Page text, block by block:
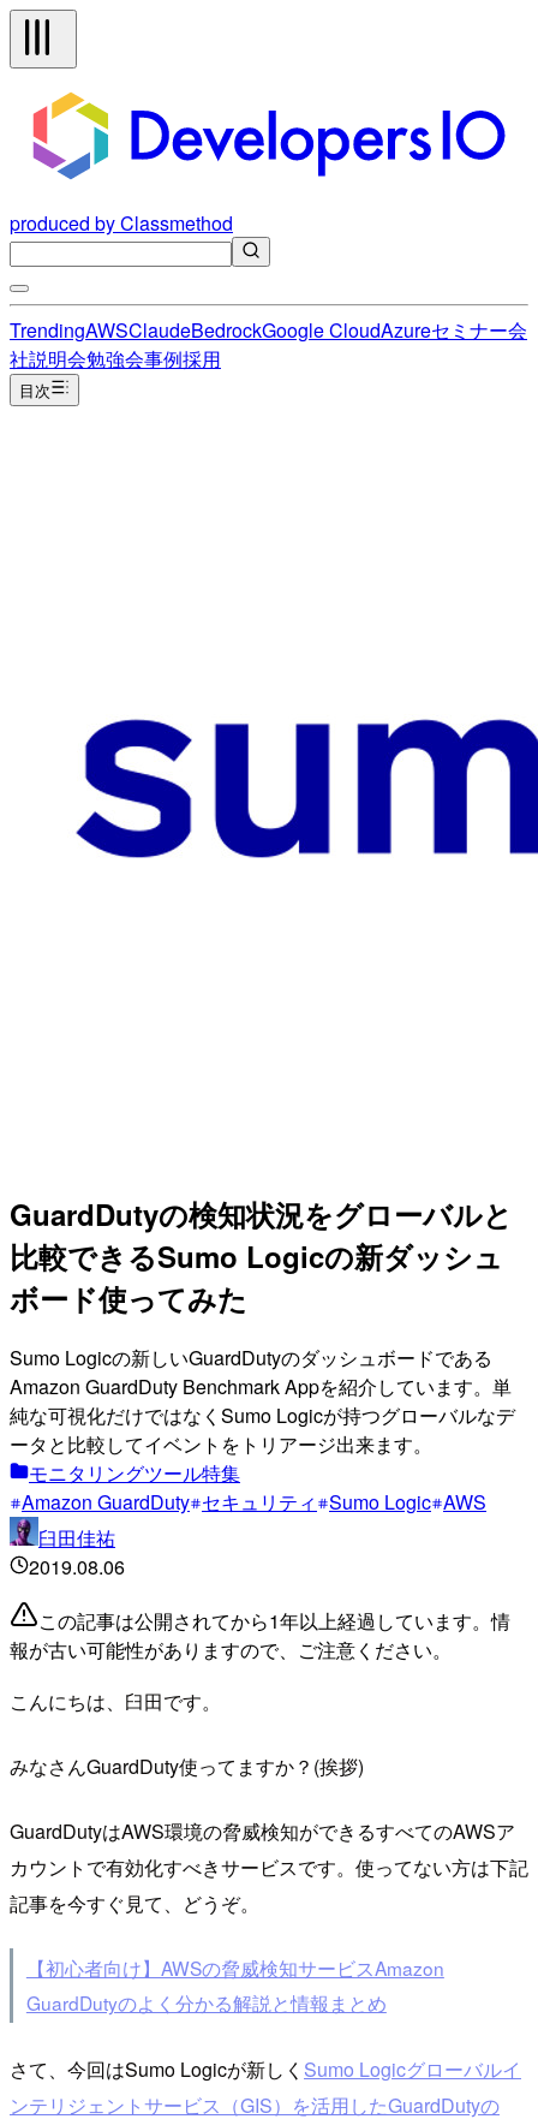
produced by Classmethod
TrendingAWSClaudeBedrockGoogle CloudAzureセミナー会
社説明会勉強会事例採用
目次
GuardDutyの検知状況をグローバルと
比較できるSumo Logicの新ダッシュ
ボード使ってみた
Sumo Logicの新しいGuardDutyのダッシュボードである
Amazon GuardDuty Benchmark Appを紹介しています。単
純な可視化だけではなくSumo Logicが持つグローバルなデ
ータと比較してイベントをトリアージ出来ます。
モニタリングツール特集
Amazon GuardDuty セキュリティ Sumo Logic AWS
臼田佳祐
2019.08.06
この記事は公開されてから1年以上経過しています。情
報が古い可能性がありますので、ご注意ください。
こんにちは、臼田です。
みなさんGuardDuty使ってますか？(挨拶)
GuardDutyはAWS環境の脅威検知ができるすべてのAWSア
カウントで有効化すべきサービスです。使ってない方は下記
記事を今すぐ見て、どうぞ。
【初心者向け】AWSの脅威検知サービスAmazon
GuardDutyのよく分かる解説と情報まとめ
さて、今回はSumo Logicが新しく Sumo Logicグローバルイ
ンテリジェントサービス（GIS）を活用したGuardDutyの